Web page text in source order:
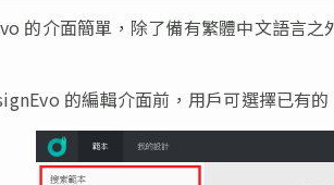
的介面簡單，除了備有繁體中文語言
的編輯介面前，用戶可選擇已有